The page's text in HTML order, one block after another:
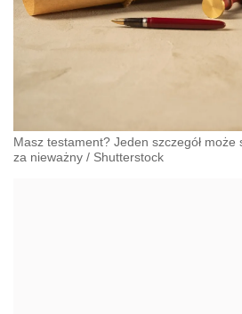
Masz testament? Jeden szczegół
za nieważny / Shutterstock